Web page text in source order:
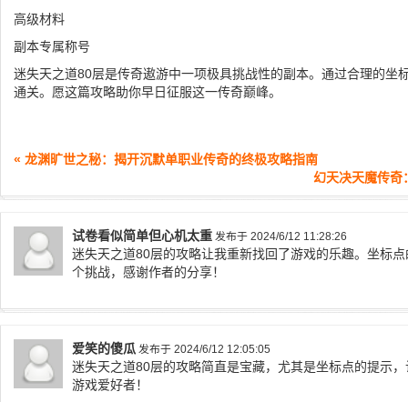
高级材料
副本专属称号
迷失天之道80层是传奇遨游中一项极具挑战性的副本。通过合理的坐
通关。愿这篇攻略助你早日征服这一传奇巅峰。
« 龙渊旷世之秘：揭开沉默单职业传奇的终极攻略指南
幻天决天魔传奇
试卷看似简单但心机太重 发布于 2024/6/12 11:28:26
迷失天之道80层的攻略让我重新找回了游戏的乐趣。坐标
个挑战，感谢作者的分享！
爱笑的傻瓜 发布于 2024/6/12 12:05:05
迷失天之道80层的攻略简直是宝藏，尤其是坐标点的提示
游戏爱好者！